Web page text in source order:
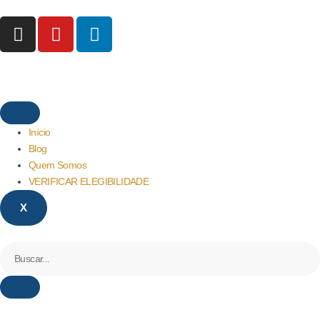
Início
Blog
Quem Somos
VERIFICAR ELEGIBILIDADE
X